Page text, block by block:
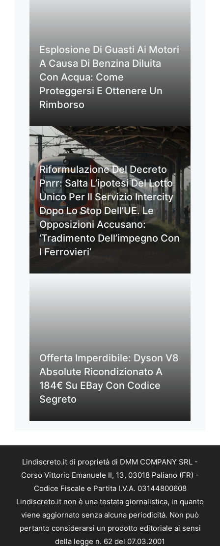
Esplosione Di Guasti Ai Motori
A Causa Di Benzina Diluita
Con Acqua: Come
Proteggersi E Ottenere Un
Rimborso
Riformulazione Del Decreto
Pnrr: Salta L’ipotesi Del Lotto
Unico Per Il Servizio Intercity
Dopo Lo Stop Dell’UE. Le
Opposizioni Accusano:
‘Tradimento Dell’impegno Con
I Ferrovieri’
Offerta Imperdibile: Dyson V8
Absolute Ricondizionato A
184€ Su EBay Con Codice
Segreto
Lindiscreto.it di proprietà di DMM COMPANY SRL -
Corso Vittorio Emanuele II, 13, 03018 Paliano (FR) -
Codice Fiscale e Partita I.V.A. 03144800608
Lindiscreto.it non è una testata giornalistica, in quanto
viene aggiornato senza alcuna periodicità. Non può
pertanto considerarsi un prodotto editoriale ai sensi
della legge n. 62 del 07.03.2001